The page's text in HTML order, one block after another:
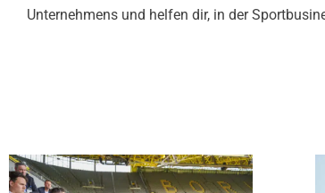
Unternehmens und helfen dir, in der